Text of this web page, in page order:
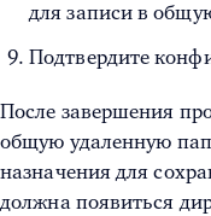
для записи в
Подтвердите
После завершения
общую удаленную
назначения для
должна появиться